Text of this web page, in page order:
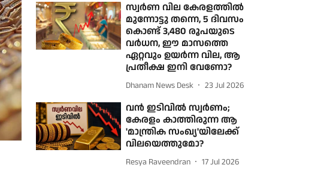
സ്വര്‍ണ വില കേരളത്തില്‍
മുന്നോട്ടു തന്നെ, 5 ദിവസം
കൊണ്ട് 3,480 രൂപയുടെ
വര്‍ധന, ഈ മാസത്തെ
ഏറ്റവും ഉയര്‍ന്ന വില, ആ
പ്രതീക്ഷ ഇനി വേണോ?
Dhanam News Desk 23 Jul 2026
വന്‍ ഇടിവില്‍ സ്വര്‍ണം;
കേരളം കാത്തിരുന്ന ആ
'മാന്ത്രിക സംഖ്യ'യിലേക്ക്
വിലയെത്തുമോ?
Resya Raveendran 17 Jul 2026